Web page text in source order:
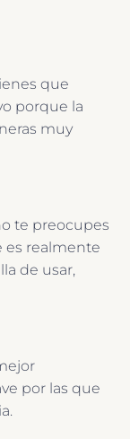
que
porque la
muy
te preocupes
es realmente
de usar,
por las que